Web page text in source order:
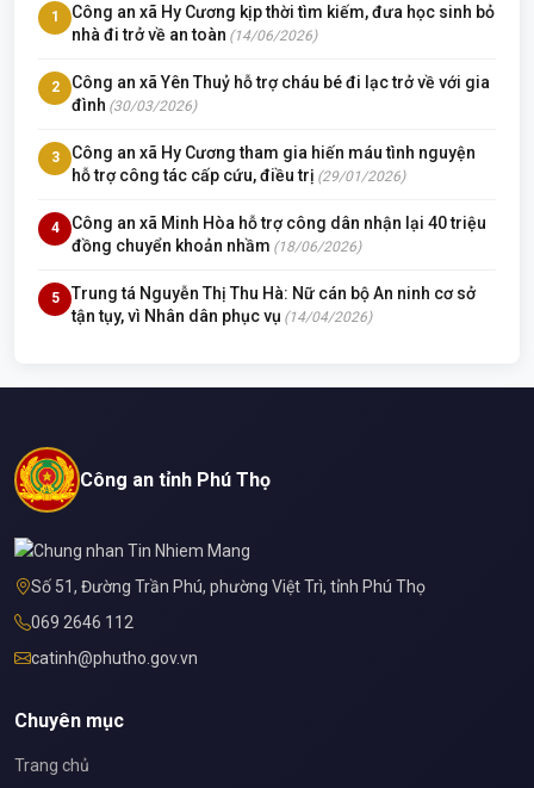
1
Công an xã Hy Cương kịp thời tìm kiếm, đưa học sinh bỏ
nhà đi trở về an toàn (14/06/2026)
2
Công an xã Yên Thuỷ hỗ trợ cháu bé đi lạc trở về với gia
đình (30/03/2026)
3
Công an xã Hy Cương tham gia hiến máu tình nguyện
hỗ trợ công tác cấp cứu, điều trị (29/01/2026)
4
Công an xã Minh Hòa hỗ trợ công dân nhận lại 40 triệu
đồng chuyển khoản nhầm (18/06/2026)
5
Trung tá Nguyễn Thị Thu Hà: Nữ cán bộ An ninh cơ sở
tận tụy, vì Nhân dân phục vụ (14/04/2026)
Công an tỉnh Phú Thọ
Số 51, Đường Trần Phú, phường Việt Trì, tỉnh Phú Thọ
069 2646 112
catinh@phutho.gov.vn
Chuyên mục
Trang chủ